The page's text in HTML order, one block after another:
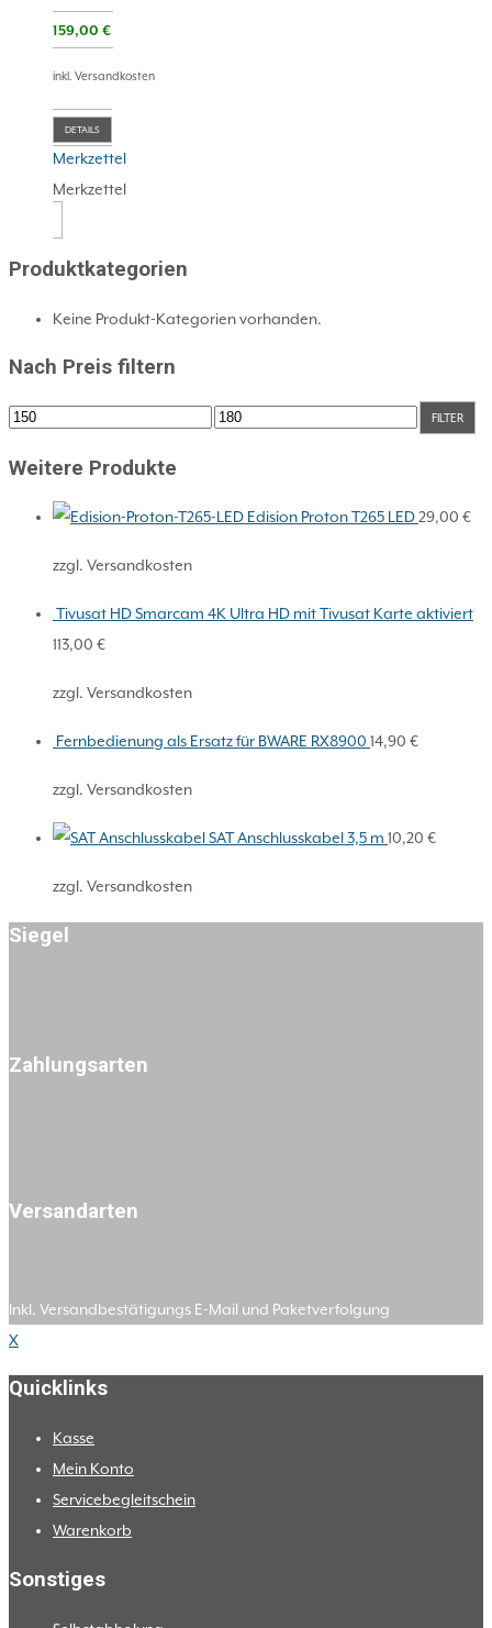
159,00 €
inkl. Versandkosten
DETAILS
Merkzettel
Merkzettel
Produktkategorien
Keine Produkt-Kategorien vorhanden.
Nach Preis filtern
Min.
Max.
FILTER
Weitere Produkte
Edision Proton T265 LED29,00 €
zzgl. Versandkosten
Tivusat HD Smarcam 4K Ultra HD mit Tivusat Karte aktiviert
113,00 €
zzgl. Versandkosten
Fernbedienung als Ersatz für BWARE RX8900 14,90 €
zzgl. Versandkosten
SAT Anschlusskabel 3,5 m 10,20 €
zzgl. Versandkosten
Siegel
Zahlungsarten
Versandarten
Inkl. Versandbestätigungs E-Mail und Paketverfolgung
X
Quicklinks
Kasse
Mein Konto
Servicebegleitschein
Warenkorb
Sonstiges